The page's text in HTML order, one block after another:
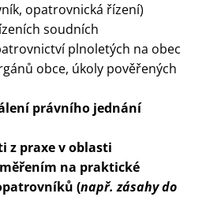
opatrovnická řízení)
soudních
plnoletých na obec
obce, úkoly pověřených
právního jednání
z praxe v oblasti
na praktické
(např. zásahy do